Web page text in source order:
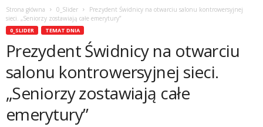
Strona główna 0_Slider
Prezydent Świdnicy na otwarciu salonu kontrowersyjnej
sieci. „Seniorzy zostawiają całe emerytury”
0_SLIDER TEMAT DNIA
Prezydent Świdnicy na otwarciu
salonu kontrowersyjnej sieci.
„Seniorzy zostawiają całe
emerytury”